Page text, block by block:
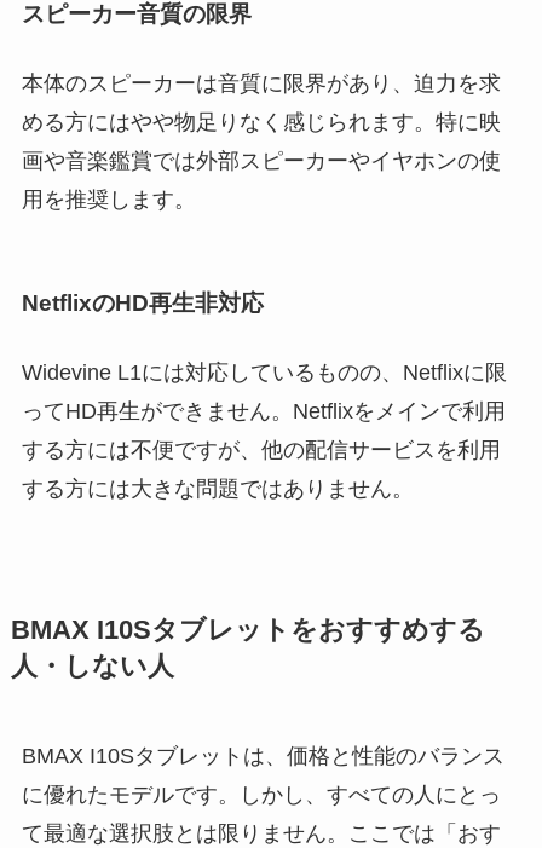
スピーカー音質の限界
本体のスピーカーは音質に限界があり、迫力を求
める方にはやや物足りなく感じられます。特に映
画や音楽鑑賞では外部スピーカーやイヤホンの使
用を推奨します。
NetflixのHD再生非対応
Widevine L1には対応しているものの、Netflixに限
ってHD再生ができません。Netflixをメインで利用
する方には不便ですが、他の配信サービスを利用
する方には大きな問題ではありません。
BMAX I10Sタブレットをおすすめする
人・しない人
BMAX I10Sタブレットは、価格と性能のバランス
に優れたモデルです。しかし、すべての人にとっ
て最適な選択肢とは限りません。ここでは「おす